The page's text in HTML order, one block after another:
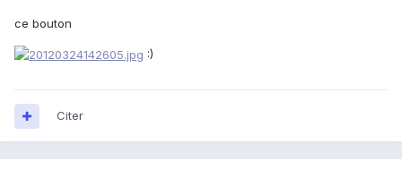
ce bouton
:)
Citer